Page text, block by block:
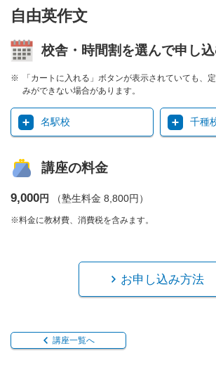
自由英作文
校舎・時間割を選んで申し
「カートに入れる」ボタンが表示されていても、
みができない場合があります。
名駅校 千種
講座の料金
9,000円 （塾生料金 8,800円）
※料金に教材費、消費税を含みます。
お申し込み方法
講座一覧へ